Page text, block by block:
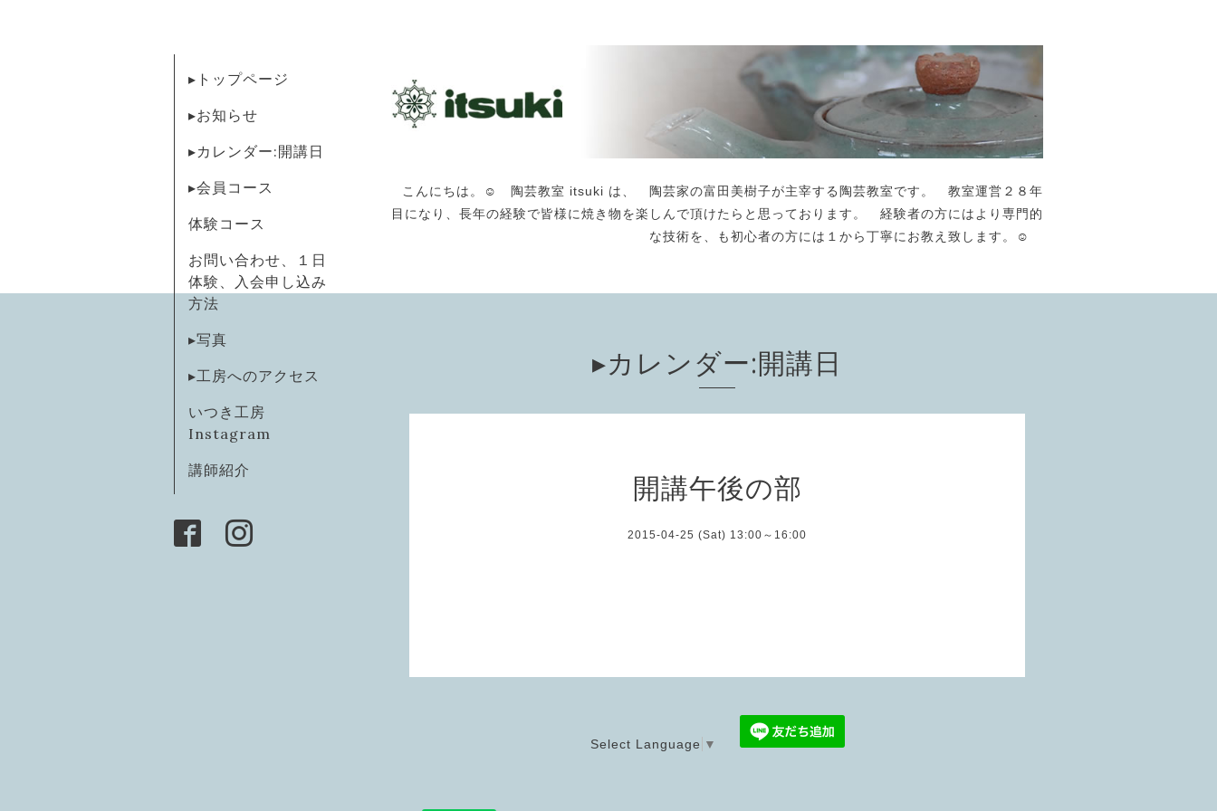
こんにちは。☺️ 陶芸教室 itsuki は、 陶芸家の富田美樹子が主宰する陶芸教室です。 教室運営２８年
目になり、長年の経験で皆様に焼き物を楽しんで頂けたらと思っております。 経験者の方にはより専門的
な技術を、も初心者の方には１から丁寧にお教え致します。☺️
▸トップページ
▸お知らせ
▸カレンダー:開講日
▸会員コース
体験コース
お問い合わせ、１日
体験、入会申し込み
方法
▸写真
▸工房へのアクセス
いつき工房
Instagram
講師紹介
▸カレンダー:開講日
開講午後の部
2015-04-25 (Sat) 13:00～16:00
Select Language ▼